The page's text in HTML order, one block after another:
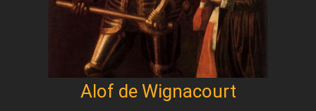
Alof de Wignacourt